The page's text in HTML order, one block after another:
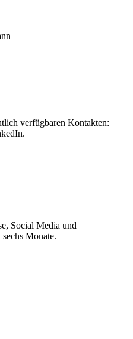
verfügbaren Kontakten:
Social Media und
Monate.